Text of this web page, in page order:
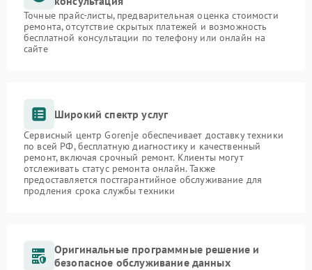
Точные прайс-листы, предварительная оценка стоимости
ремонта, отсутствие скрытых платежей и возможность
бесплатной консультации по телефону или онлайн на
сайте
Широкий спектр услуг
Сервисный центр Gorenje обеспечивает доставку техники
по всей РФ, бесплатную диагностику и качественный
ремонт, включая срочный ремонт. Клиенты могут
отслеживать статус ремонта онлайн. Также
предоставляется постгарантийное обслуживание для
продления срока службы техники
Оригинальные программные решение и
безопасное обслуживание данных